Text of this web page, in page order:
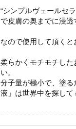
“シンプルヴェールセ
で皮膚の奥までに浸
なので使用して頂く
柔らかくモチモチし
い。
分子量が極小で、塗
液」は世界中を探し